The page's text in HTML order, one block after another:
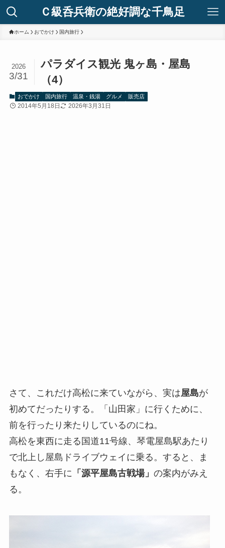
Ｃ級呑兵衛の絶好調な千鳥足
ホーム おでかけ 国内旅行
パラダイス観光 鬼ヶ島・屋島
（4）
2026
3/31
おでかけ 国内旅行 温泉・銭湯 グルメ 販売店
2014年5月18日 2026年3月31日
さて、これだけ高松に来ていながら、実は屋島が
初めてだったりする。「山田家」に行くために、
前を行ったり来たりしているのにね。
高松を東西に走る国道11号線、琴電屋島駅あたり
で北上し屋島ドライブウェイに乗る。すると、ま
もなく、右手に 「源平屋島古戦場」 の案内がみえ
る。